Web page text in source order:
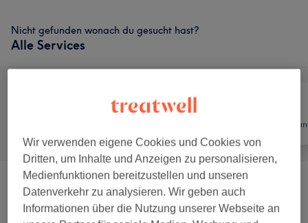
Nicht gefunden wonach du gesucht hast?
Alle Services
Damen - Haarschnitte & Stylings ( 6) ab 30 €
Wir verwenden eigene Cookies und Cookies von
Dritten, um Inhalte und Anzeigen zu personalisieren,
Medienfunktionen bereitzustellen und unseren
Datenverkehr zu analysieren. Wir geben auch
Informationen über die Nutzung unserer Webseite an